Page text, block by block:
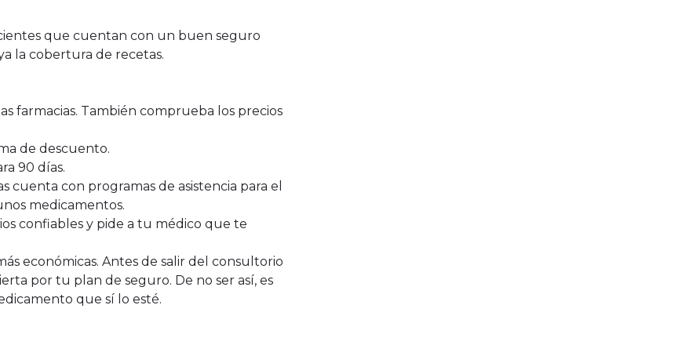
que cuentan con un buen seguro
la cobertura de recetas.
farmacias. También comprueba los precios
de descuento.
90 días.
cuenta con programas de asistencia para el
medicamentos.
confiables y pide a tu médico que te
económicas. Antes de salir del consultorio
por tu plan de seguro. De no ser así, es
que sí lo esté.